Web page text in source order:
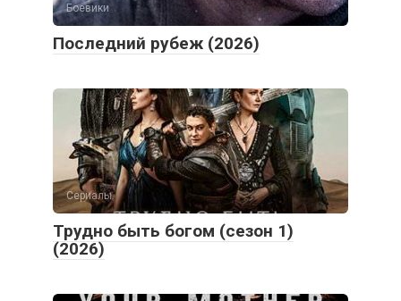
Боевики
Последний рубеж (2026)
Сериалы
Трудно быть богом (сезон 1)
(2026)